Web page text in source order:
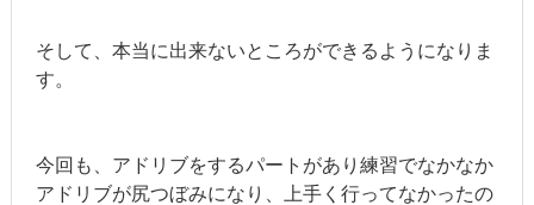
そして、本当に出来ないところができるようになりま
す。
今回も、アドリブをするパートがあり練習でなかなか
アドリブが尻つぼみになり、上手く行ってなかったの